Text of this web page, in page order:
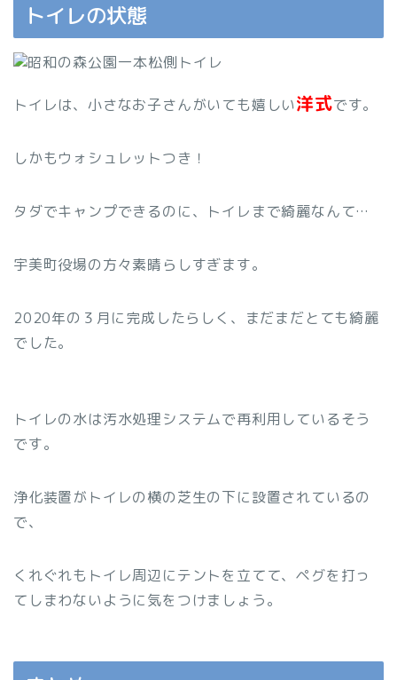
トイレの状態
トイレは、小さなお子さんがいても嬉しい洋式です。
しかもウォシュレットつき！
タダでキャンプできるのに、トイレまで綺麗なんて…
宇美町役場の方々素晴らしすぎます。
2020年の３月に完成したらしく、まだまだとても綺麗
でした。
トイレの水は汚水処理システムで再利用しているそう
です。
浄化装置がトイレの横の芝生の下に設置されているの
で、
くれぐれもトイレ周辺にテントを立てて、ペグを打っ
てしまわないように気をつけましょう。